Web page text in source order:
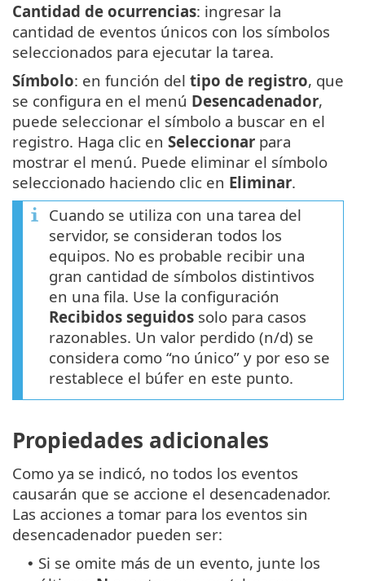
Cantidad de ocurrencias: ingresar la
cantidad de eventos únicos con los símbolos
seleccionados para ejecutar la tarea.
Símbolo: en función del tipo de registro, que
se configura en el menú Desencadenador,
puede seleccionar el símbolo a buscar en el
registro. Haga clic en Seleccionar para
mostrar el menú. Puede eliminar el símbolo
seleccionado haciendo clic en Eliminar.
Cuando se utiliza con una tarea del
servidor, se consideran todos los
equipos. No es probable recibir una
gran cantidad de símbolos distintivos
en una fila. Use la configuración
Recibidos seguidos solo para casos
razonables. Un valor perdido (n/d) se
considera como “no único” y por eso se
restablece el búfer en este punto.
Propiedades adicionales
Como ya se indicó, no todos los eventos
causarán que se accione el desencadenador.
Las acciones a tomar para los eventos sin
desencadenador pueden ser:
• Si se omite más de un evento, junte los